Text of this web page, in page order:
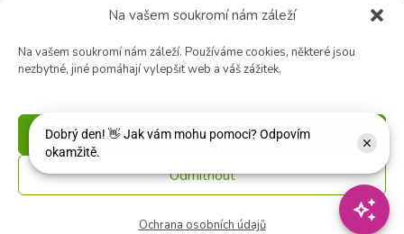
Na vašem soukromí nám záleží
Na vašem soukromí nám záleží. Používáme cookies, některé jsou
nezbytné, jiné pomáhají vylepšit web a váš zážitek.
Příjmout
Odmítnout
Ochrana osobních údajů
© 2026 Zahradní centrum "Strakovo" s.r.o. – Všechna práva vyhrazena. |
Vytvořilo
inetio s. r. o.